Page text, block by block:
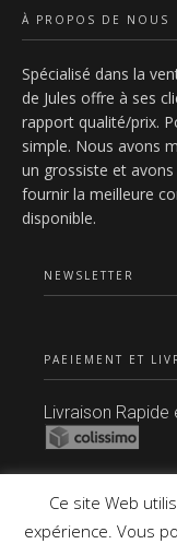
À PROPOS DE NOUS
Spécialisé dans la
de Jules offre à ses
rapport qualité/prix.
simple. Nous avons
un grossiste et
fournir la meilleure
disponible.
NEWSLETTER
PAEIEMENT ET
Livraison Rapide
Ce site Web
expérience. Vous